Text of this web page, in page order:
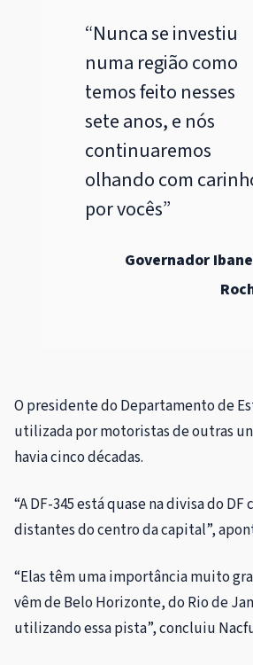
“Nunca se investiu
numa região como
temos feito nesses
sete anos, e nós
continuaremos
olhando com
por vocês”
Governador
O presidente do Departamento de
utilizada por motoristas de outras
havia cinco décadas.
“A DF-345 está quase na divisa do
distantes do centro da capital”,
“Elas têm uma importância muito
vêm de Belo Horizonte, do Rio de
utilizando essa pista”, concluiu